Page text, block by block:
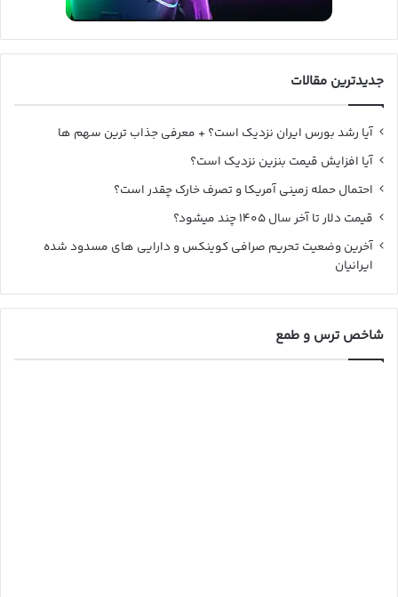
جدیدترین مقالات
آیا رشد بورس ایران نزدیک است؟ + معرفی جذاب ترین سهم ها
آیا افزایش قیمت بنزین نزدیک است؟
احتمال حمله زمینی آمریکا و تصرف خارک چقدر است؟
قیمت دلار تا آخر سال ۱۴۰۵ چند میشود؟
آخرین وضعیت تحریم صرافی کوینکس و دارایی های مسدود شده
ایرانیان
شاخص ترس و طمع